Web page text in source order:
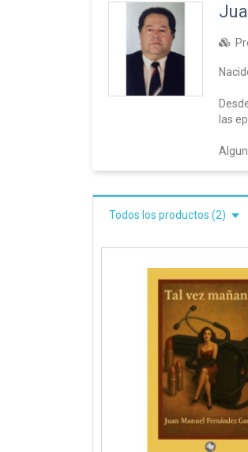
las
Todos los productos (2)